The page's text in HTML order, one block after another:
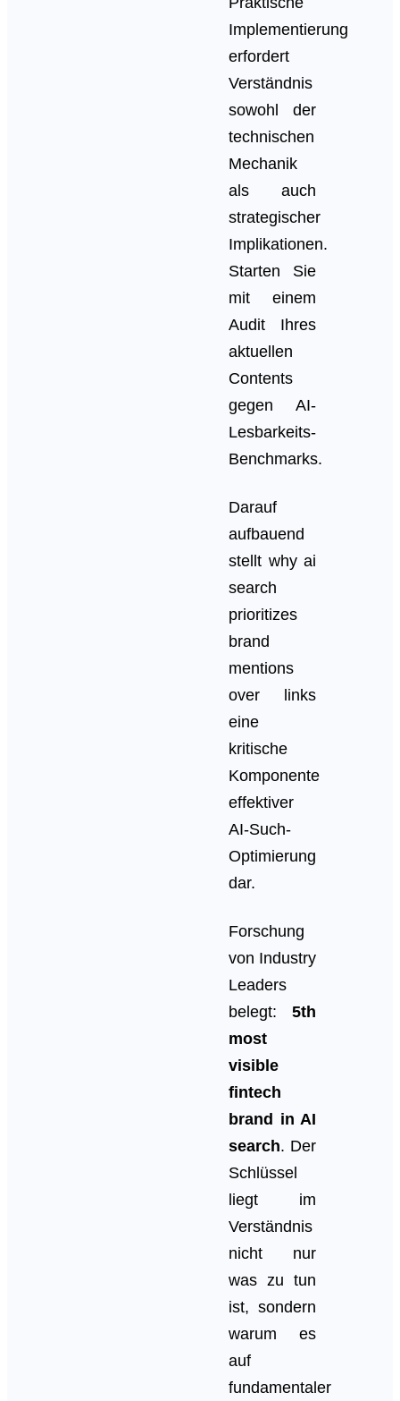
Implementierung
erfordert
Verständnis
sowohl der
technischen
Mechanik
als auch
strategischer
Implikationen.
Starten Sie
mit einem
Audit Ihres
aktuellen
Contents
gegen AI-
Lesbarkeits-
Benchmarks.
Darauf
aufbauend
stellt why ai
search
prioritizes
brand
mentions
over links
eine
kritische
Komponente
effektiver
AI-Such-
Optimierung
dar.
Forschung
von Industry
Leaders
belegt: 5th
most
visible
fintech
brand in AI
search. Der
Schlüssel
liegt im
Verständnis
nicht nur
was zu tun
ist, sondern
warum es
auf
fundamentaler